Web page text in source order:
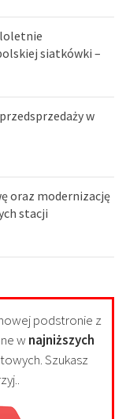
siatkówki –
w
oraz modernizację
stacji
podstronie z
w najniższych
Szukasz